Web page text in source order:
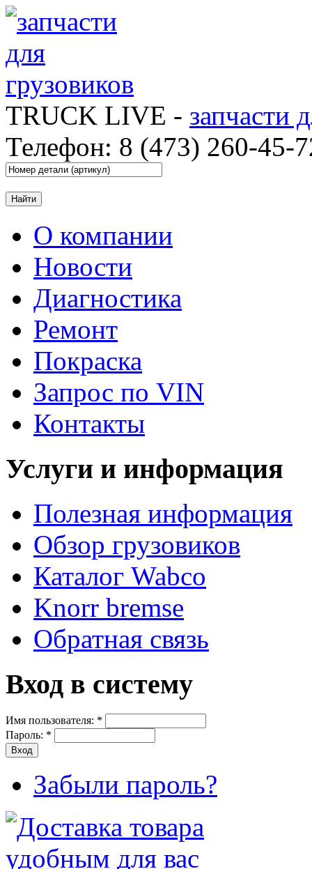
TRUCK LIVE - запчасти
Телефон: 8 (473) 260-45-
О компании
Новости
Диагностика
Ремонт
Покраска
Запрос по VIN
Контакты
Услуги и информация
Полезная информация
Обзор грузовиков
Каталог Wabco
Knorr bremse
Обратная связь
Вход в систему
Имя пользователя: *
Пароль: *
Забыли пароль?